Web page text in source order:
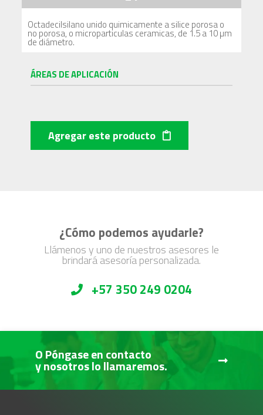
Octadecilsilano unido quimicamente a silice porosa o
no porosa, o microparticulas ceramicas, de 1.5 a 10 µm
de diámetro.
ÁREAS DE APLICACIÓN
Agregar este producto
¿Cómo podemos ayudarle?
Llámenos y uno de nuestros asesores le
brindará asesoría personalizada.
+57 350 249 0204
O Póngase en contacto
y nosotros lo llamaremos.